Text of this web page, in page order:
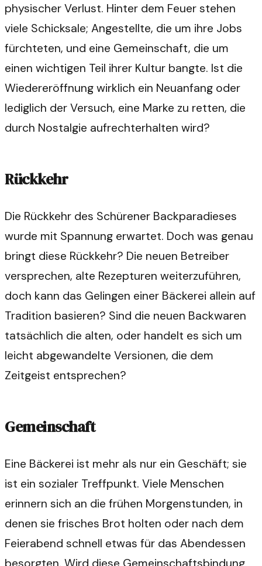
physischer Verlust. Hinter dem Feuer stehen
viele Schicksale; Angestellte, die um ihre Jobs
fürchteten, und eine Gemeinschaft, die um
einen wichtigen Teil ihrer Kultur bangte. Ist die
Wiedereröffnung wirklich ein Neuanfang oder
lediglich der Versuch, eine Marke zu retten, die
durch Nostalgie aufrechterhalten wird?
Rückkehr
Die Rückkehr des Schürener Backparadieses
wurde mit Spannung erwartet. Doch was genau
bringt diese Rückkehr? Die neuen Betreiber
versprechen, alte Rezepturen weiterzuführen,
doch kann das Gelingen einer Bäckerei allein auf
Tradition basieren? Sind die neuen Backwaren
tatsächlich die alten, oder handelt es sich um
leicht abgewandelte Versionen, die dem
Zeitgeist entsprechen?
Gemeinschaft
Eine Bäckerei ist mehr als nur ein Geschäft; sie
ist ein sozialer Treffpunkt. Viele Menschen
erinnern sich an die frühen Morgenstunden, in
denen sie frisches Brot holten oder nach dem
Feierabend schnell etwas für das Abendessen